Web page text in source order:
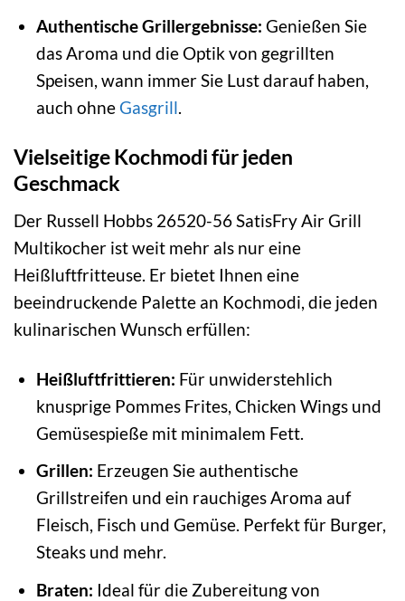
Authentische Grillergebnisse: Genießen Sie
das Aroma und die Optik von gegrillten
Speisen, wann immer Sie Lust darauf haben,
auch ohne Gasgrill.
Vielseitige Kochmodi für jeden
Geschmack
Der Russell Hobbs 26520-56 SatisFry Air Grill
Multikocher ist weit mehr als nur eine
Heißluftfritteuse. Er bietet Ihnen eine
beeindruckende Palette an Kochmodi, die jeden
kulinarischen Wunsch erfüllen:
Heißluftfrittieren: Für unwiderstehlich
knusprige Pommes Frites, Chicken Wings und
Gemüsespieße mit minimalem Fett.
Grillen: Erzeugen Sie authentische
Grillstreifen und ein rauchiges Aroma auf
Fleisch, Fisch und Gemüse. Perfekt für Burger,
Steaks und mehr.
Braten: Ideal für die Zubereitung von